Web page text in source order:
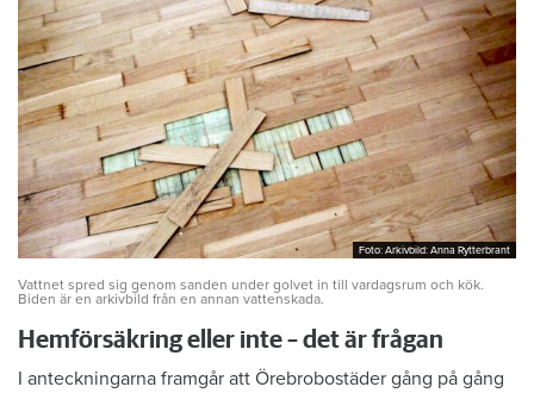
Foto: Arkivbild: Anna Rytterbrant
Foto: Arkivbild: Anna Rytterbrant
Vattnet spred sig genom sanden under golvet in till vardagsrum och kök.
Biden är en arkivbild från en annan vattenskada.
Hemförsäkring eller inte – det är frågan
I anteckningarna framgår att Örebrobostäder gång på gång